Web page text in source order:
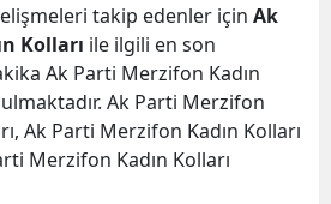
takip edenler için Ak
Kolları ile ilgili en son
Ak Parti Merzifon Kadın
Ak Parti Merzifon
Ak Parti Merzifon Kadın Kolları
Merzifon Kadın Kolları